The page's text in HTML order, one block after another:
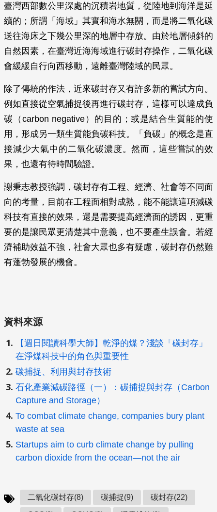
臺灣西部數公里深處的沉積岩地質，從陸地到海洋是延
續的；所謂「海域」其實和海水無關，而是將二氧化碳
送往海床之下幾公里深的地層中存放。由於地層傾斜的
自然因素，在臺灣近海海域進行碳封存操作，二氧化碳
會緩緩自行向西移動，遠離臺灣陸域的民眾。
除了傳統的作法，近來碳封存又有許多新的嘗試方向。
例如直接從空氣捕捉後再進行碳封存，這樣可以達成負
碳（carbon negative）的目的；或是結合生質能的使
用，形成另一類生質能負碳科技。「負碳」的概念是直
接減少大氣中的二氧化碳濃度。然而，這些嘗試的效
果，也還有待時間驗證。
謝秉志教授強調，碳封存有工程、經濟、社會等不同面
向的考量，目前在工程面相對成熟，能不能讓這項減碳
科技有直接的效果，還是需要提高經濟面的誘因，更重
要的是讓民眾更清楚其中意義，也不要產生誤會。若經
濟補助效益不強，社會大眾也多有疑慮，碳封存仍然難
有蓬勃發展的機會。
資料來源
【週日閱讀科學大師】乾淨的煤？淺談「碳封存」
在淨煤科技中的角色與重要性
碳捕捉、利用與封存技術
石化產業減碳路徑（一）：碳捕捉與封存（Carbon
Capture and Storage）
To combat climate change, companies bury plant
waste at sea
Startups aim to curb climate change by pulling
carbon dioxide from the ocean—not the air
二氧化碳封存(8) 碳捕捉(9) 碳封存(22)